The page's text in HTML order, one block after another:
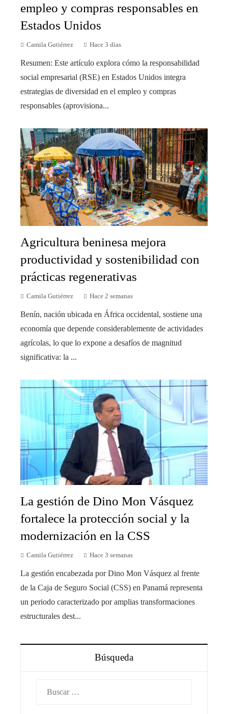
empleo y compras responsables en
Estados Unidos
Camila Gutiérrez Hace 3 días
Resumen: Este artículo explora cómo la responsabilidad
social empresarial (RSE) en Estados Unidos integra
estrategias de diversidad en el empleo y compras
responsables (aprovisiona...
Agricultura beninesa mejora
productividad y sostenibilidad con
prácticas regenerativas
Camila Gutiérrez Hace 2 semanas
Benín, nación ubicada en África occidental, sostiene una
economía que depende considerablemente de actividades
agrícolas, lo que lo expone a desafíos de magnitud
significativa: la ...
La gestión de Dino Mon Vásquez
fortalece la protección social y la
modernización en la CSS
Camila Gutiérrez Hace 3 semanas
La gestión encabezada por Dino Mon Vásquez al frente
de la Caja de Seguro Social (CSS) en Panamá representa
un periodo caracterizado por amplias transformaciones
estructurales dest...
Búsqueda